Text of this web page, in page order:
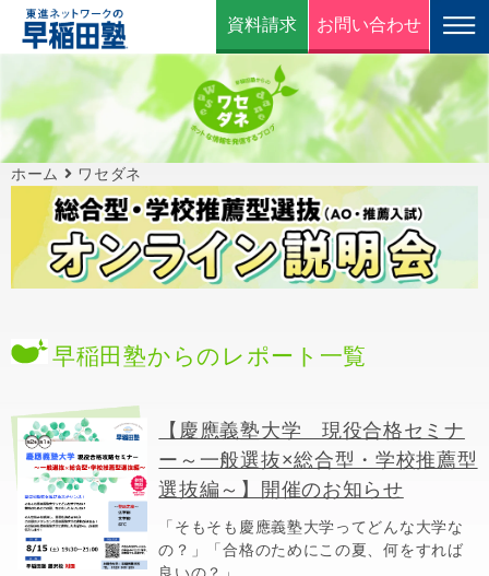
資料請求 お問い合わせ
ホーム ワセダネ
早稲田塾からのレポート一覧
【慶應義塾大学 現役合格セミナ
ー～一般選抜×総合型・学校推薦型
選抜編～】開催のお知らせ
「そもそも慶應義塾大学ってどんな大学な
の？」「合格のためにこの夏、何をすれば
良いの？」